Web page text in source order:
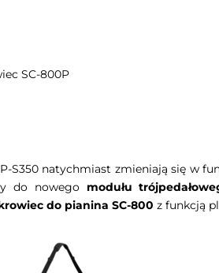
SC-800P
S350 natychmiast zmieniają się w
do nowego modułu
do pianina SC-800 z funkcją